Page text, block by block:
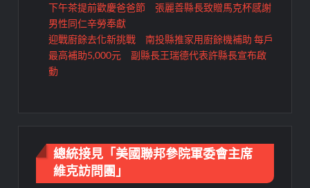
下午茶提前歡慶爸爸節 張麗善縣長致贈馬克杯感謝
男性同仁辛勞奉獻
迎戰廚餘去化新挑戰 南投縣推家用廚餘機補助 每戶
最高補助5,000元 副縣長王瑞德代表許縣長宣布啟
動
總統接見「美國聯邦參院軍委會主席
維克訪問團」